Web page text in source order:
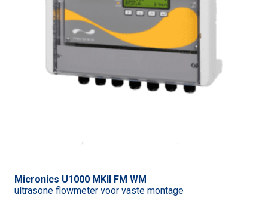
Micronics U1000 MKII FM WM
ultrasone flowmeter voor vaste montage